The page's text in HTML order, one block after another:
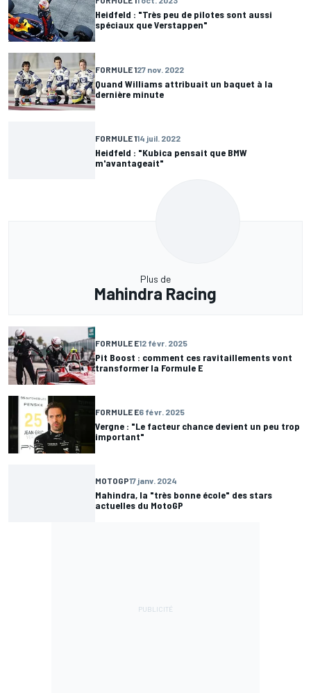
Heidfeld : "Très peu de pilotes sont aussi
spéciaux que Verstappen"
FORMULE 127 nov. 2022
Quand Williams attribuait un baquet à la
dernière minute
FORMULE 114 juil. 2022
Heidfeld : "Kubica pensait que BMW
m'avantageait"
Plus de
Mahindra Racing
FORMULE E12 févr. 2025
Pit Boost : comment ces ravitaillements vont
transformer la Formule E
FORMULE E6 févr. 2025
Vergne : "Le facteur chance devient un peu trop
important"
MOTOGP17 janv. 2024
Mahindra, la "très bonne école" des stars
actuelles du MotoGP